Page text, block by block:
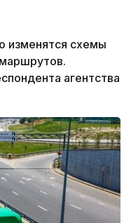
изменятся схемы
агентства